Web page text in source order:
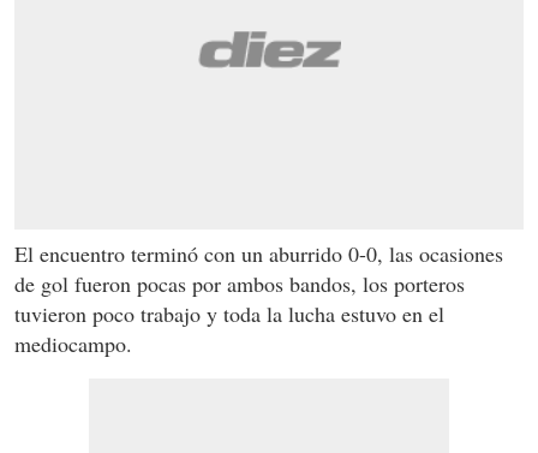
El encuentro terminó con un aburrido 0-0, las ocasiones
de gol fueron pocas por ambos bandos, los porteros
tuvieron poco trabajo y toda la lucha estuvo en el
mediocampo.